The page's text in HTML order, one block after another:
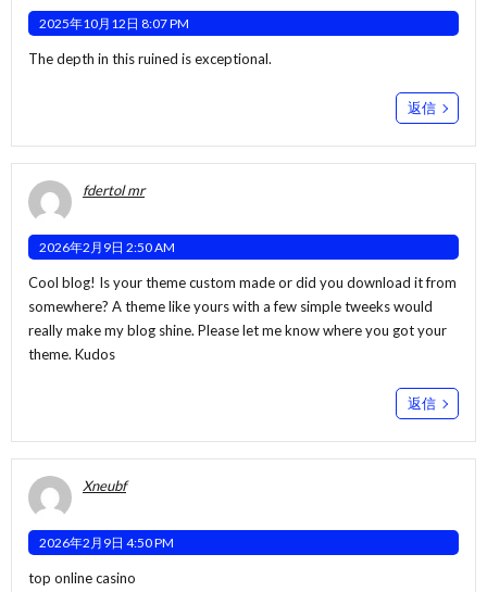
2025年10月12日 8:07 PM
The depth in this ruined is exceptional.
返信
fdertol mr
2026年2月9日 2:50 AM
Cool blog! Is your theme custom made or did you download it from
somewhere? A theme like yours with a few simple tweeks would
really make my blog shine. Please let me know where you got your
theme. Kudos
返信
Xneubf
2026年2月9日 4:50 PM
top online casino